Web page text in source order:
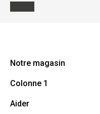
Notre magasin
BMS Champetterke
8520 Kuurne
Colonne 1
Droit de révocation
Aider